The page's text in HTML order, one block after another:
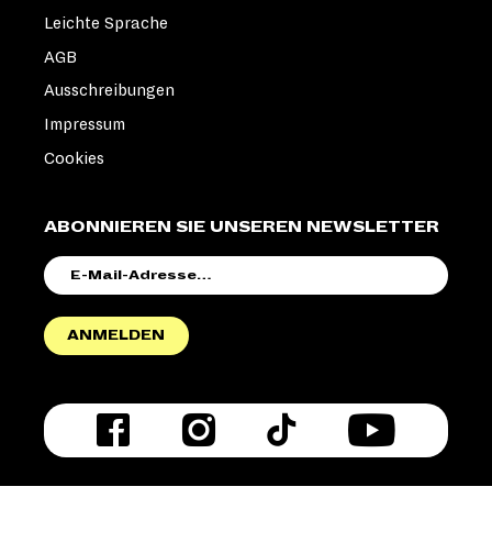
ABONNIEREN SIE UNSEREN NEWSLETTER
MAIL-
ANMELDEN
Leichte Sprache
AGB
Ausschreibungen
Impressum
Cookies